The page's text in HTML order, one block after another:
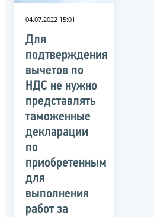
04.07.2022 15:01
Для
подтверждения
вычетов по
НДС не нужно
представлять
таможенные
декларации
по
приобретенным
для
выполнения
работ за